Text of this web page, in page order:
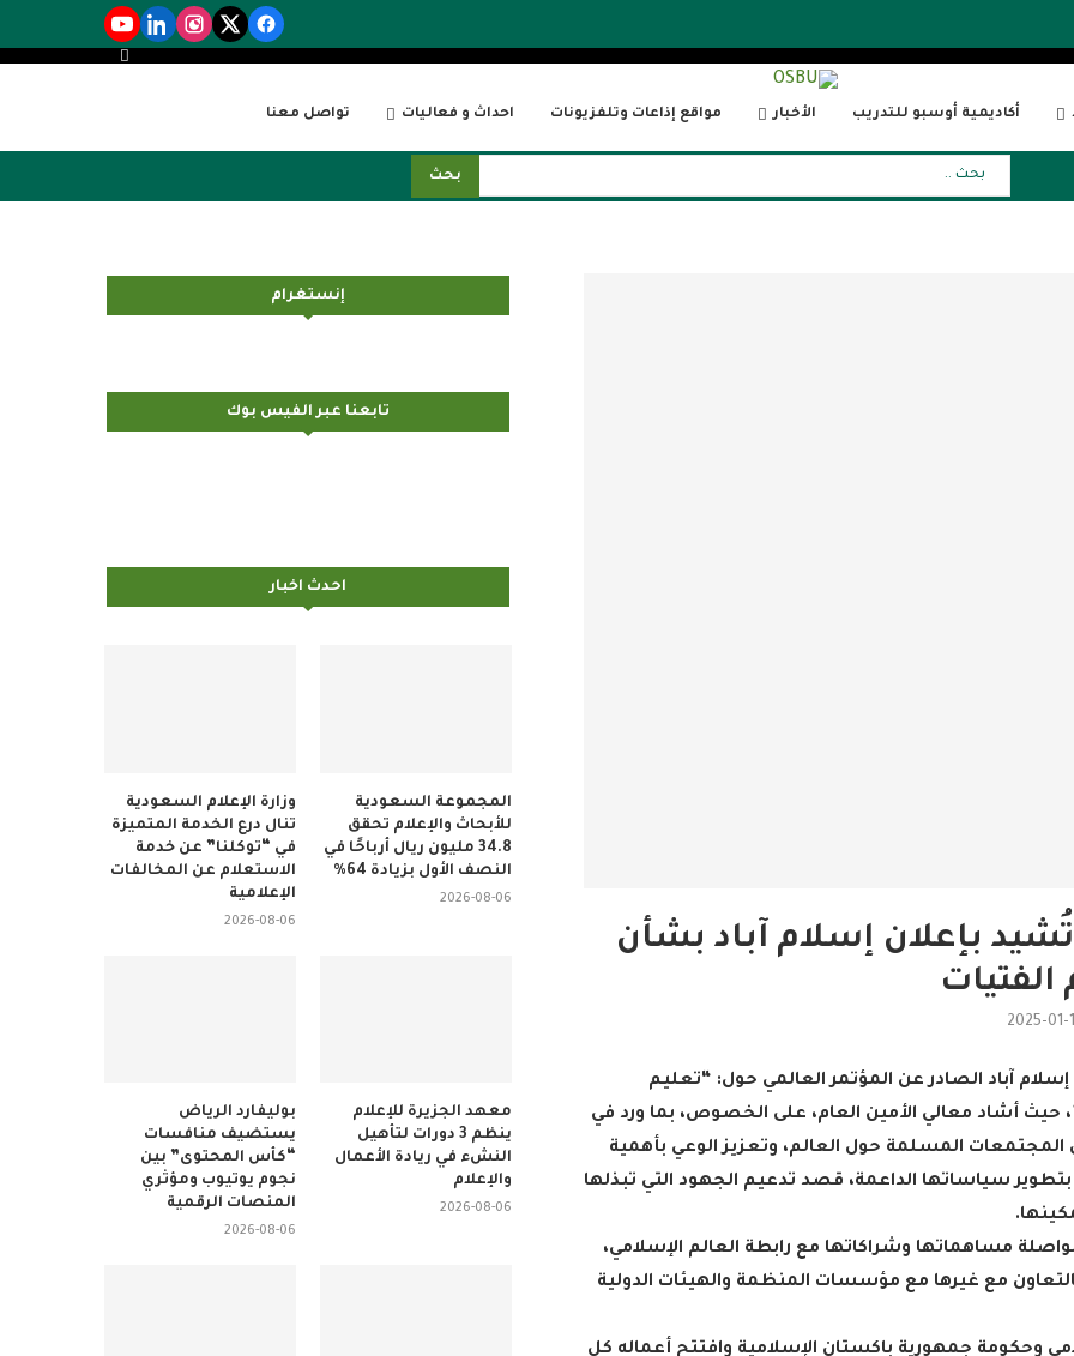
أكاديمية أوسبو للتدريب الأخبار مواقع إذاعات وتلفزيونات احداث و فعاليات تواصل معنا
بحث
بإعلان إسلام آباد بشأن
الفتيات
2025-01-
آباد الصادر عن المؤتمر العالمي حول: “تعليم
حيث أشاد معالي الأمين العام، على الخصوص، بما ورد في
المجتمعات المسلمة حول العالم، وتعزيز الوعي بأهمية
بتطوير سياساتها الداعمة، قصد تدعيم الجهود التي تبذلها
.
مساهماتها وشراكاتها مع رابطة العالم الإسلامي،
مع غيرها مع مؤسسات المنظمة والهيئات الدولية
وحكومة جمهورية باكستان الإسلامية وافتتح أعماله كل
إنستغرام
تابعنا عبر الفيس بوك
احدث اخبار
وزارة الإعلام السعودية
تنال درع الخدمة المتميزة
في “توكلنا” عن خدمة
الاستعلام عن المخالفات
الإعلامية
2026-08-06
المجموعة السعودية
للأبحاث والإعلام تحقق
34.8 مليون ريال أرباحًا في
النصف الأول بزيادة 64%
2026-08-06
بوليفارد الرياض
يستضيف منافسات
“كأس المحتوى” بين
نجوم يوتيوب ومؤثري
المنصات الرقمية
2026-08-06
معهد الجزيرة للإعلام
ينظم 3 دورات لتأهيل
النشء في ريادة الأعمال
والإعلام
2026-08-06